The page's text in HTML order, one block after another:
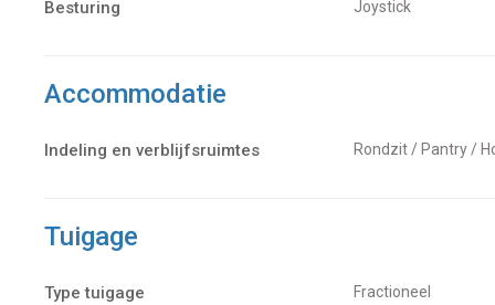
Besturing Joystick
Accommodatie
Indeling en verblijfsruimtes Rondzit / Pantry /
Tuigage
Type tuigage Fractioneel